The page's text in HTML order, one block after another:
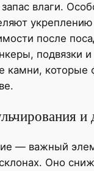
влаги.
после
подвязки и
камни, которые
и
— важный
Оно